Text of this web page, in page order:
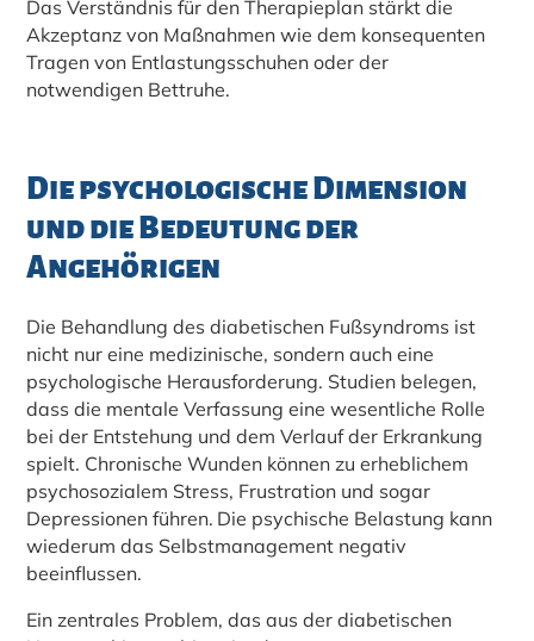
Das Verständnis für den Therapieplan stärkt die
Akzeptanz von Maßnahmen wie dem konsequenten
Tragen von Entlastungsschuhen oder der
notwendigen Bettruhe.
Die psychologische Dimension
und die Bedeutung der
Angehörigen
Die Behandlung des diabetischen Fußsyndroms ist
nicht nur eine medizinische, sondern auch eine
psychologische Herausforderung. Studien belegen,
dass die mentale Verfassung eine wesentliche Rolle
bei der Entstehung und dem Verlauf der Erkrankung
spielt. Chronische Wunden können zu erheblichem
psychosozialem Stress, Frustration und sogar
Depressionen führen. Die psychische Belastung kann
wiederum das Selbstmanagement negativ
beeinflussen.
Ein zentrales Problem, das aus der diabetischen